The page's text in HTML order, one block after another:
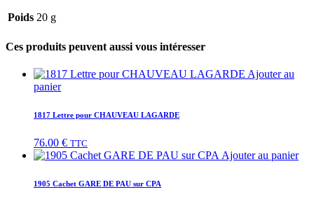
Poids 20 g
Ces produits peuvent aussi vous intéresser
Ajouter au
panier
1817 Lettre pour CHAUVEAU LAGARDE
76.00 € TTC
Ajouter au panier
1905 Cachet GARE DE PAU sur CPA